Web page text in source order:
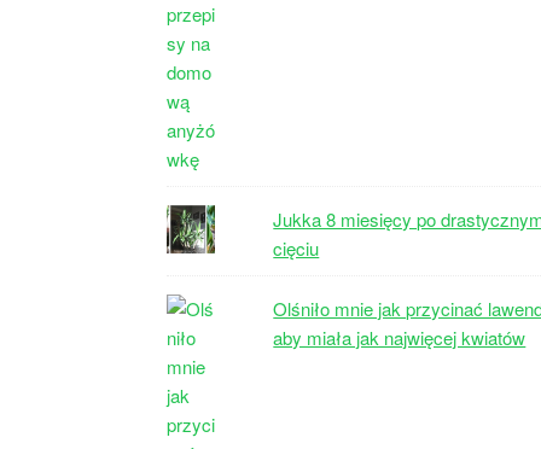
Jukka 8 miesięcy po
cięciu
Olśniło mnie jak przycinać
aby miała jak najwięcej kwiatów